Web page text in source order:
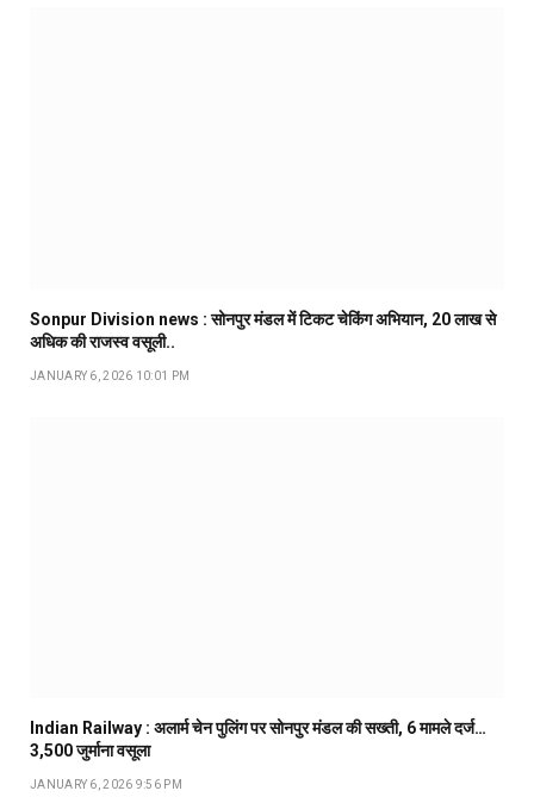
Sonpur Division news : सोनपुर मंडल में टिकट चेकिंग अभियान, ₹20 लाख से
अधिक की राजस्व वसूली..
JANUARY 6, 2026 10:01 PM
Indian Railway : अलार्म चेन पुलिंग पर सोनपुर मंडल की सख्ती, 6 मामले दर्ज…
₹3,500 जुर्माना वसूला
JANUARY 6, 2026 9:56 PM